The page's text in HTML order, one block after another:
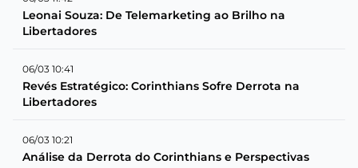
Leonai Souza: De Telemarketing ao Brilho na
Libertadores
06/03 10:41
Revés Estratégico: Corinthians Sofre Derrota na
Libertadores
06/03 10:21
Análise da Derrota do Corinthians e Perspectivas